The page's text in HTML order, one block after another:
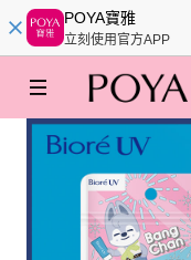
POYA寶雅
立刻使用官方APP